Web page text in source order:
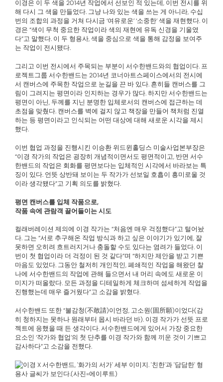
이경은 이 두 색을 2014년 작업에서 선보인 적 있는데, 이번 전시를 위
해 다시 그 색을 만들었다. 그냥 나와 있는 색을 쓰는 게 아니라, 수십
번의 조합의 과정을 거쳐 다시금 ‘여유로운’ ‘소중한’ 색을 재현했다. 이
경은 “색이 무척 중요한 작업이라 색의 재현에 유독 신경을 기울였
다”고 말했다. 이 두 형용사, 색을 중심으로 색을 통해 감정을 보여주
는 작업이 전시됐다.
그리고 이번 전시에서 주목되는 부분이 서수한밴드와의 협업이다. 프
로젝트그룹 서수한밴드는 2014년 코너아트스페이스에서의 전시에
서 캔버스에 주목한 작업으로 눈길을 끈 바 있다. 흔히들 캔버스를 그
림이 그려지는 평면이라 인지하는 경우가 많다. 하지만 서수한밴드는
평면이 아닌, 두께를 지닌 분명한 입체로서의 캔버스에 접근하는 데
초점을 맞췄다. 캔버스를 벽에 걸지 않고 책장을 만들어 책처럼 진열
하는 등 평면이라고 인식되는 어떤 대상에 대해 새로운 시각을 제시
했다.
이번 협업 과정을 진행시킨 이승환 위드윈홀딩스 미술사업본부장은
“이경 작가의 작업은 굉장히 개념적이면서도 평면적이고, 반면 서수
한밴드의 작업은 회화를 평면보다는 입체적인 시각에서 바라보는 특
징이 있다. 언뜻 상반돼 보이는 두 작가가 선보일 호흡이 흥미로울 것
이라 생각됐다”고 기획 의도를 밝혔다.
평면 캔버스를 입체 작품으로,
작품 속에 관람객 끌어들이는 시도
컬래버레이션 제의에 이경 작가는 “처음엔 매우 걱정했다”고 털어놨
다. 그는 “서로 추구해온 작업 방식과 하고 싶은 이야기가 있기에, 잘
못하면 오히려 흐트러지거나 충돌할 수도 있다는 염려가 들었다. 이
번이 첫 협업이라 더 걱정이 된 것 같다”며 “하지만 제안을 받고 기쁜
마음도 있었다. 그동안 철저히 개인적인, 폐쇄적인 작업을 해왔던 찰
나에 서수한밴드의 작업에 관해 들으면서 내 머리 속에도 새로운 이
미지가 떠올랐다. 모든 과정을 디테일하게 체크하며 섬세하게 작업을
진행했는데 매우 즐거웠다”고 소감을 밝혔다.
서수한밴드 또한 “불감청(不敢請)이언정, 고소원(固所願)이었다(감
히 청하지는 못하나 원래부터 몹시 바라던 바). 이경 작가가 선뜻 프로
젝트에 응했을 때 든 생각이다. 서수한밴드에게 있어서 가장 중요한
요소인 ‘작가와 협업’의 첫 단추를 이경 작가와 함께 끼운 것이 기쁘고
감사하다”고 소감을 전했다.